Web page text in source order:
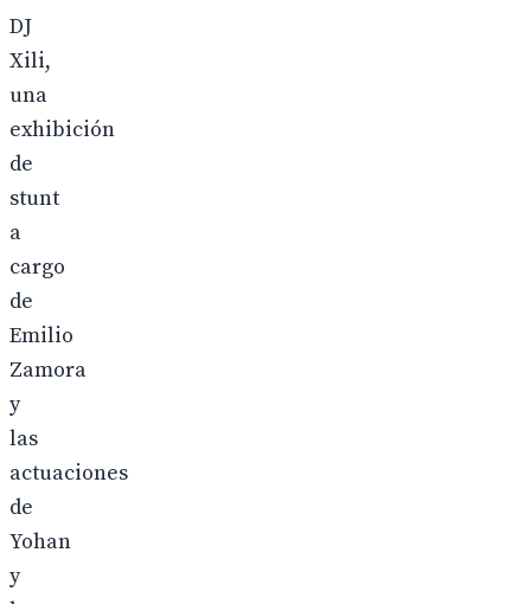
DJ
Xili,
una
exhibición
de
stunt
a
cargo
de
Emilio
Zamora
y
las
actuaciones
de
Yohan
y